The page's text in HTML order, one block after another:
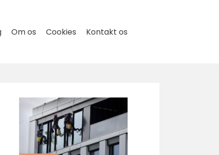
Om os Cookies Kontakt os